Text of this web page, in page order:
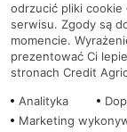
Mapa serwisu
PolitykaCookies
odrzucić pliki cookie
serwisu. Zgody są
momencie.
prezentować Ci
stronach Credit
Analityka
Marketing